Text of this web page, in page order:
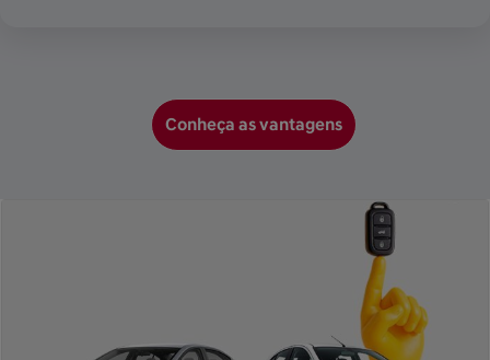
Conheça as vantagens